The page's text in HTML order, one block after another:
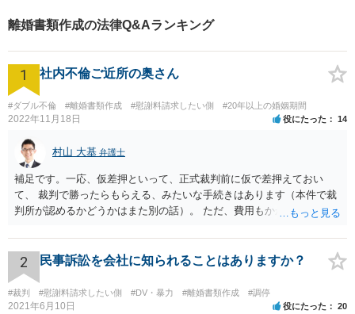
離婚書類作成の法律Q&Aランキング
1 社内不倫ご近所の奥さん
#ダブル不倫 #離婚書類作成 #慰謝料請求したい側 #20年以上の婚姻期間
2022年11月18日 役にたった 14
村山 大基 弁護士
補足です。一応、仮差押といって、正式裁判前に仮で差押えておい
て、 裁判で勝ったらもらえる、みたいな手続きはあります（本件で裁
判所が認めるかどうかはまた別の話）。 ただ、費用もかかりますし、
のであれば、 面談相談に行って詳しく話を聞いてみましょう。
2 民事訴訟を会社に知られることはありますか？
#裁判 #慰謝料請求したい側 #DV・暴力 #離婚書類作成 #調停
2021年6月10日 役にたった 20